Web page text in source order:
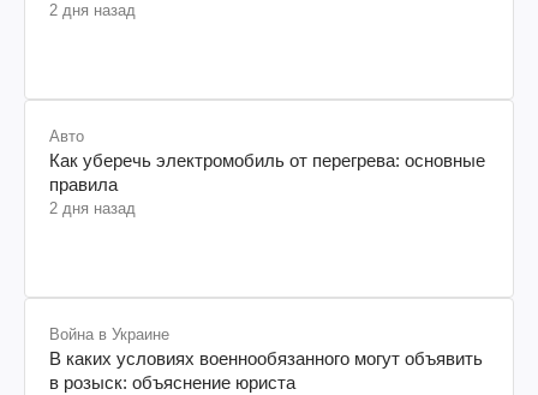
2 дня назад
Авто
Как уберечь электромобиль от перегрева: основные
правила
2 дня назад
Война в Украине
В каких условиях военнообязанного могут объявить
в розыск: объяснение юриста